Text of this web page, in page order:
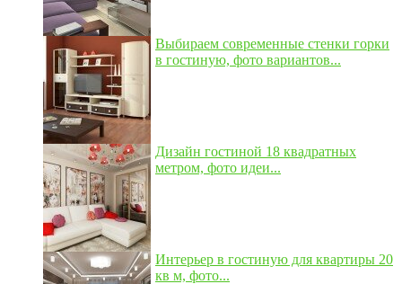
Выбираем современные стенки горки
в гостиную, фото вариантов...
Дизайн гостиной 18 квадратных
метром, фото идеи...
Интерьер в гостиную для квартиры 20
кв м, фото...